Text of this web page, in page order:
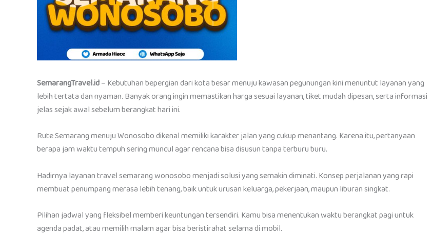
SemarangTravel.id– Kebutuhan bepergian dari kota besar menuju kawasan pegunungan kini menuntut layanan yang
lebih tertata dan nyaman. Banyak orang ingin memastikan harga sesuai layanan, tiket mudah dipesan, serta informasi
jelas sejak awal sebelum berangkat hari ini.
Rute Semarang menuju Wonosobo dikenal memiliki karakter jalan yang cukup menantang. Karena itu, pertanyaan
berapa jam waktu tempuh sering muncul agar rencana bisa disusun tanpa terburu buru.
Hadirnya layanan travel semarang wonosobo menjadi solusi yang semakin diminati. Konsep perjalanan yang rapi
membuat penumpang merasa lebih tenang, baik untuk urusan keluarga, pekerjaan, maupun liburan singkat.
Pilihan jadwal yang fleksibel memberi keuntungan tersendiri. Kamu bisa menentukan waktu berangkat pagi untuk
agenda padat, atau memilih malam agar bisa beristirahat selama di mobil.